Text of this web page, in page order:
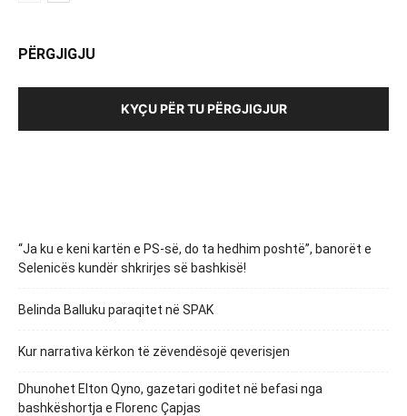
PËRGJIGJU
KYÇU PËR TU PËRGJIGJUR
“Ja ku e keni kartën e PS-së, do ta hedhim poshtë”, banorët e
Selenicës kundër shkrirjes së bashkisë!
Belinda Balluku paraqitet në SPAK
Kur narrativa kërkon të zëvendësojë qeverisjen
Dhunohet Elton Qyno, gazetari goditet në befasi nga
bashkëshortja e Florenc Çapjas